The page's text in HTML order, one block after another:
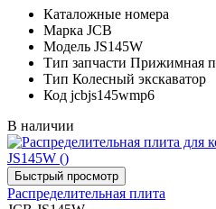
Каталожные номера
Марка JCB
Модель JS145W
Тип запчасти Прижимная
Тип Колесный экскаватор
Код jcbjs145wmp6
В наличии
Распределительная плита